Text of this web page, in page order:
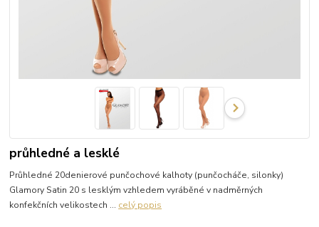
průhledné a lesklé
Průhledné 20denierové punčochové kalhoty (punčocháče, silonky)
Glamory Satin 20 s lesklým vzhledem vyráběné v nadměrných
konfekčních velikostech ... celý popis